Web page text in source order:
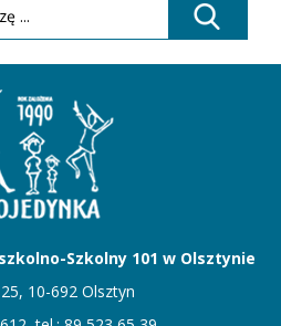
Szkolny 101 w Olsztynie
10-692 Olsztyn